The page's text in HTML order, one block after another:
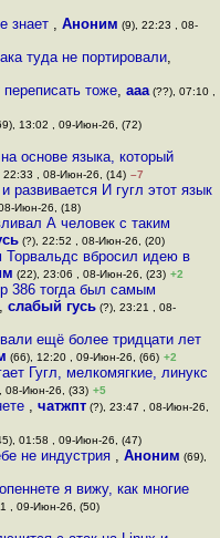
знает ,Аноним (9), 22:23 , 08-
туда не портировали,
тоже, ааа(??), 07:10 ,
13:02 , 09-Июн-26, (72)
основе языка, который
22:33 , 08-Июн-26, (14) –7
И гугл этот язык
Июн-26, (18)
А человек с таким
(?), 22:52 , 08-Июн-26, (20)
Торвальдс вбросил идею в
(22), 23:06 , 08-Июн-26, (23) +2
386 тогда был самым
,слабый гусь (?), 23:21 , 08-
ещё более тридцати лет
(66), 12:20 , 09-Июн-26, (66) +2
Гугл, мелкомягкие, линукс
08-Июн-26, (33) +5
, чатжпт(?), 23:47 , 08-Июн-26,
01:58 , 09-Июн-26, (47)
не индустрия , Аноним (69),
я вижу, как многие
, 09-Июн-26, (50)